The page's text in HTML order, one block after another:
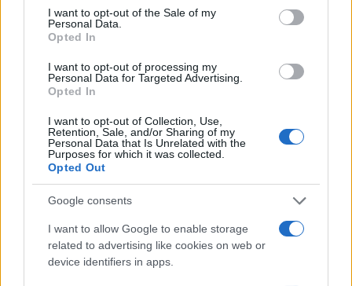
consent section.
I want to opt-out of the Sale of my
Personal Data.
Opted In
I want to opt-out of processing my
Personal Data for Targeted Advertising.
Opted In
I want to opt-out of Collection, Use,
Retention, Sale, and/or Sharing of my
Personal Data that Is Unrelated with the
Purposes for which it was collected.
Opted Out
Google consents
I want to allow Google to enable storage
related to advertising like cookies on web or
device identifiers in apps.
OFFERTE DI LAVORO
Lavoro in Puglia e Lombardia: scopri le ultime offerte